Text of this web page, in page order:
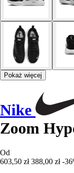
Pokaż więcej
Nike
Zoom
Od
603,50 zł 388,00 zł -